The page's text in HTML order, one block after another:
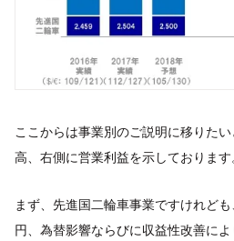
ここからは事業別のご説明に移りた
高、右側に営業利益を示しております
まず、先進国二輪車事業ですけれど
円、為替影響ならびに収益性改善に